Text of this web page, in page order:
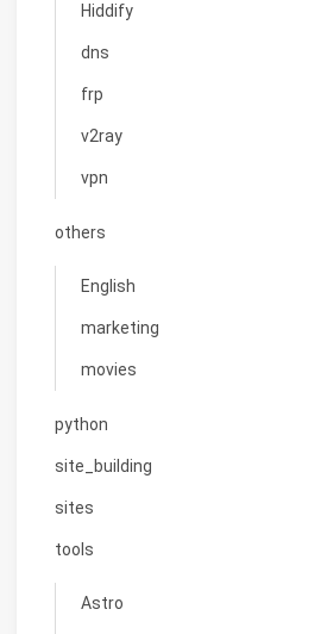
Hiddify
dns
frp
v2ray
vpn
others
English
marketing
movies
python
site_building
sites
tools
Astro